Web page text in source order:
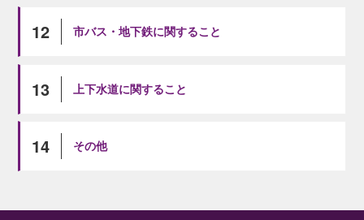
12 市バス・地下鉄に関すること
13 上下水道に関すること
14 その他